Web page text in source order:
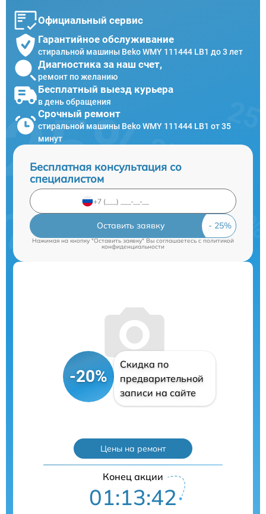
Официальный сервис
Гарантийное обслуживание
стиральной машины Beko WMY 111444 LB1 до 3 лет
Диагностика за наш счет,
ремонт по желанию
Бесплатный выезд курьера
в день обращения
Срочный ремонт
стиральной машины Beko WMY 111444 LB1 от 35
минут
Бесплатная консультация со
специалистом
Оставить заявку
Нажимая на кнопку "Оставить заявку" Вы соглашаетесь c политикой
конфиденциальности
-20%
Скидка по
предварительной
записи на сайте
Цены на ремонт
Конец акции
01:13:41